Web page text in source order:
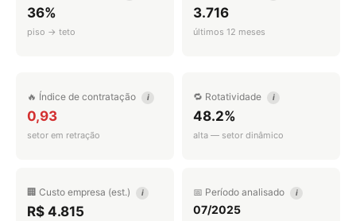
36%
piso → teto
3.716
últimos 12 meses
🔥 Índice de contratação i
0,93
setor em retração
🔁 Rotatividade i
48.2%
alta — setor dinâmico
🏢 Custo empresa (est.) i
R$ 4.815
📅 Período analisado i
07/2025